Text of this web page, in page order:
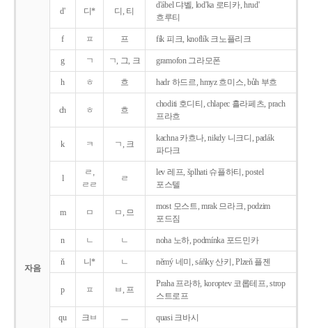
자음
d' 디* 디, 티
d'ábel 댜벨, lod'ka 로티카, hrud'
흐루티
f ㅍ 프 fík 피크, knoflík 크노플리크
g ㄱ ㄱ, 그, 크 gramofon 그라모폰
h ㅎ 흐 hadr 하드르, hmyz 흐미스, bůh 부흐
ch ㅎ 흐
choditi 호디티, chlapec 흘라페츠, prach
프라흐
k ㅋ ㄱ, 크
kachna 카흐나, nikdy 니크디, padák
파다크
l
ㄹ,
ㄹㄹ
ㄹ
lev 레프, šplhati 슈플하티, postel
포스텔
m ㅁ ㅁ, 므
most 모스트, mrak 므라크, podzim
포드짐
n ㄴ ㄴ noha 노하, podmínka 포드민카
ň 니* ㄴ němý 네미, sáňky 산키, Plzeň 플젠
p ㅍ ㅂ, 프
Praha 프라하, koroptev 코롭테프, strop
스트로프
qu 크ㅂ ㅡ quasi 크바시